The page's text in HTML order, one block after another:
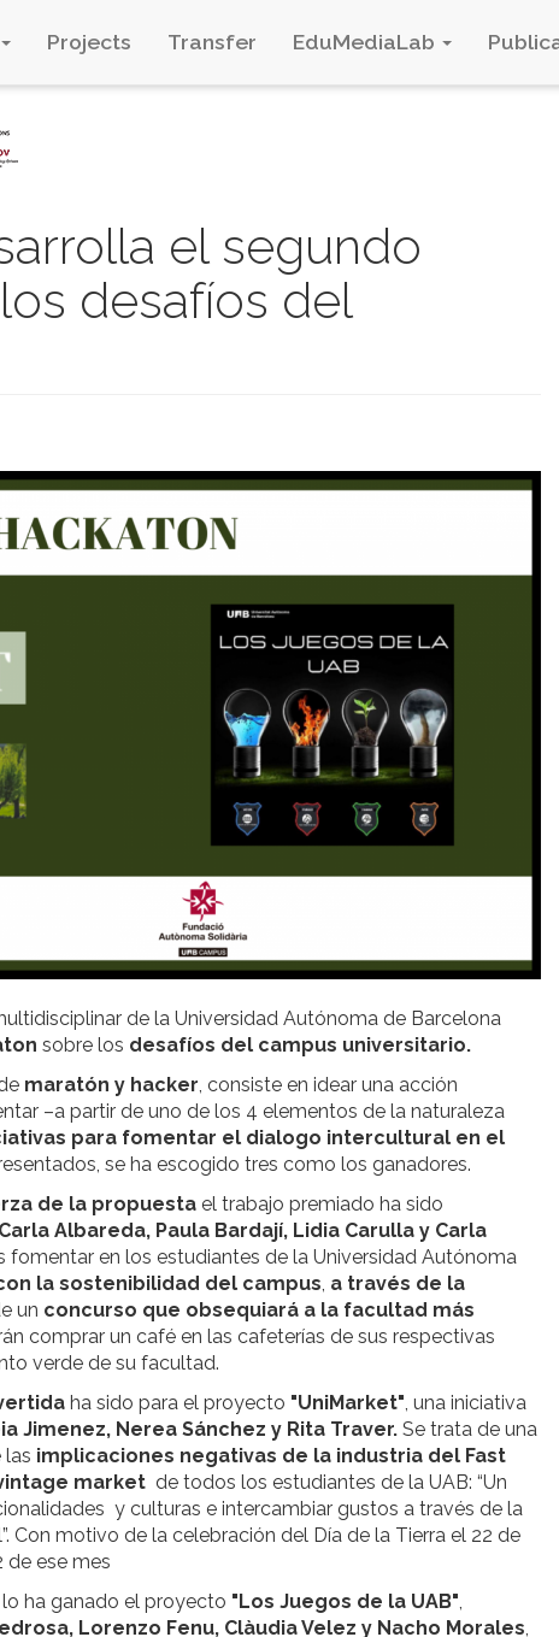
Projects Transfer EduMediaLab
el segundo
desafíos del
de la Universidad Autónoma de Barcelona
sobre los desafíos del campus universitario.
maratón y hacker, consiste en idear una acción
–a partir de uno de los 4 elementos de la naturaleza
para fomentar el dialogo intercultural en el
se ha escogido tres como los ganadores.
de la propuesta el trabajo premiado ha sido
Albareda, Paula Bardají, Lidia Carulla y Carla
fomentar en los estudiantes de la Universidad Autónoma
la sostenibilidad del campus, a través de la
un concurso que obsequiará a la facultad más
comprar un café en las cafeterías de sus respectivas
verde de su facultad.
ha sido para el proyecto "UniMarket", una iniciativa
Jimenez, Nerea Sánchez y Rita Traver. Se trata de una
las implicaciones negativas de la industria del Fast
market de todos los estudiantes de la UAB: “Un
y culturas e intercambiar gustos a través de la
Con motivo de la celebración del Día de la Tierra el 22 de
de ese mes
lo ha ganado el proyecto "Los Juegos de la UAB",
Lorenzo Fenu, Clàudia Velez y Nacho Morales,